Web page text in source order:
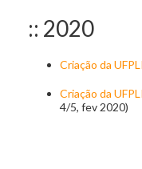
:: 2020
Criação da
Criação da
4/5, fev 2020)